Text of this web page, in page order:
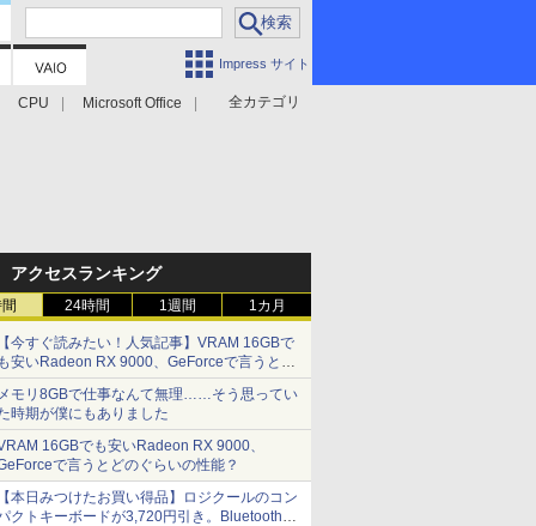
Impress サイト
全カテゴリ
CPU Microsoft Office
アクセスランキング
24時間 1週間 1カ月
今すぐ読みたい！人気記事】VRAM 16GBで
安いRadeon RX 9000、GeForceで言うとど
ぐらいの性能？ - PC Watch
モリ8GBで仕事なんて無理……そう思ってい
時期が僕にもありました
16GBでも安いRadeon RX 9000、
で言うとどのぐらいの性能？
本日みつけたお買い得品】ロジクールのコン
クトキーボードが3,720円引き。Bluetoothで3